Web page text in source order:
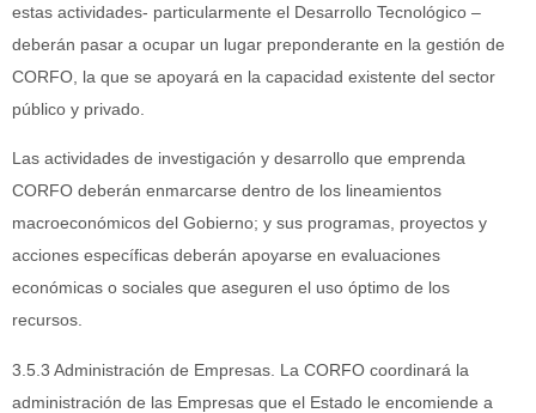
estas actividades- particularmente el Desarrollo Tecnológico –
deberán pasar a ocupar un lugar preponderante en la gestión de
CORFO, la que se apoyará en la capacidad existente del sector
público y privado.
Las actividades de investigación y desarrollo que emprenda
CORFO deberán enmarcarse dentro de los lineamientos
macroeconómicos del Gobierno; y sus programas, proyectos y
acciones específicas deberán apoyarse en evaluaciones
económicas o sociales que aseguren el uso óptimo de los
recursos.
3.5.3 Administración de Empresas. La CORFO coordinará la
administración de las Empresas que el Estado le encomiende a